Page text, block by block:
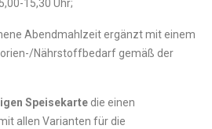
15,30 Uhr;
Abendmahlzeit ergänzt mit einem
Nährstoffbedarf gemäß der
Speisekarte die einen
allen Varianten für die